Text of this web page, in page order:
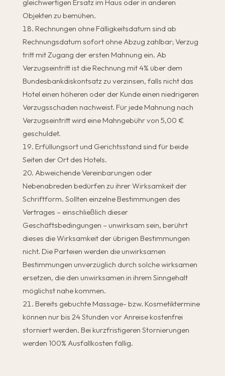
gleichwertigen Ersatz im Haus oder in anderen
Objekten zu bemühen.
Rechnungen ohne Fälligkeitsdatum sind ab
Rechnungsdatum sofort ohne Abzug zahlbar; Verzug
tritt mit Zugang der ersten Mahnung ein. Ab
Verzugseintritt ist die Rechnung mit 4% über dem
Bundesbankdiskontsatz zu verzinsen, falls nicht das
Hotel einen höheren oder der Kunde einen niedrigeren
Verzugsschaden nachweist. Für jede Mahnung nach
Verzugseintritt wird eine Mahngebühr von 5,00 €
geschuldet.
Erfüllungsort und Gerichtsstand sind für beide
Seiten der Ort des Hotels.
Abweichende Vereinbarungen oder
Nebenabreden bedürfen zu ihrer Wirksamkeit der
Schriftform. Sollten einzelne Bestimmungen des
Vertrages – einschließlich dieser
Geschäftsbedingungen – unwirksam sein, berührt
dieses die Wirksamkeit der übrigen Bestimmungen
nicht. Die Parteien werden die unwirksamen
Bestimmungen unverzüglich durch solche wirksamen
ersetzen, die den unwirksamen in ihrem Sinngehalt
möglichst nahe kommen.
Bereits gebuchte Massage- bzw. Kosmetiktermine
können nur bis 24 Stunden vor Anreise kostenfrei
storniert werden. Bei kurzfristigeren Stornierungen
werden 100% Ausfallkosten fällig.